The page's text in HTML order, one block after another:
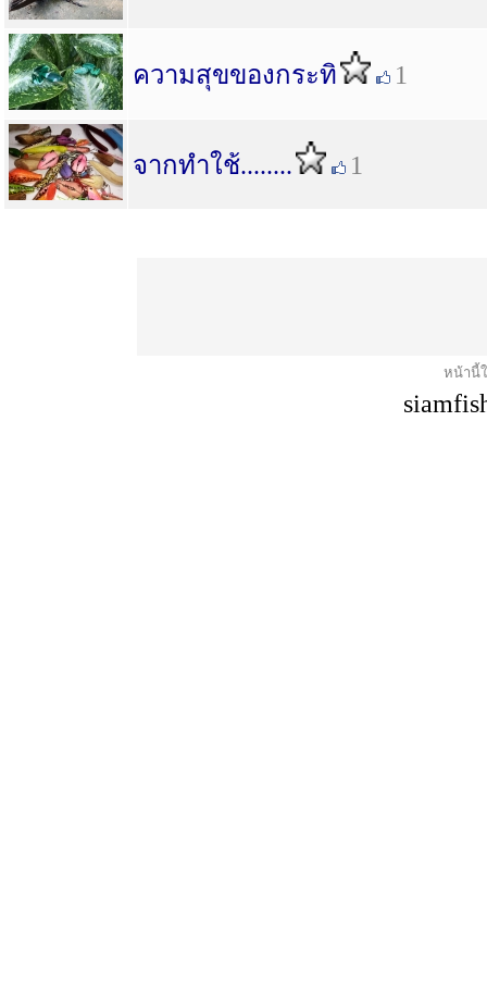
ความสุขของกระทิ 1
จากทำใช้........ 1
หน้านี้ใ